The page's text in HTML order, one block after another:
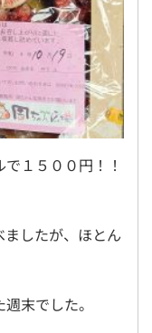
１５００円！！
したが、ほとん
末でした。